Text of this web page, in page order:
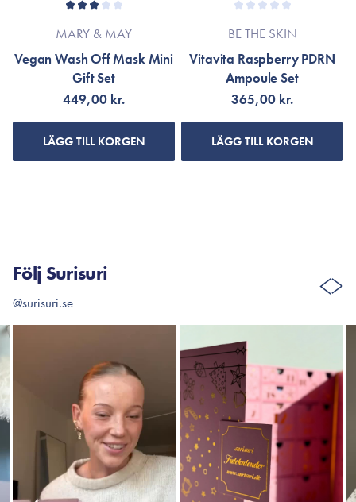
MARY & MAY
Vegan Wash Off Mask Mini
Gift Set
449,00 kr.
LÄGG TILL KORGEN
BE THE SKIN
Vitavita Raspberry PDRN
Ampoule Set
365,00 kr.
LÄGG TILL KORGEN
Följ Surisuri
@surisuri.se